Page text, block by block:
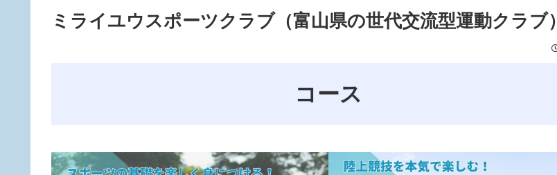
ミライユウスポーツクラブ（富山県の世代交流型運動クラブ）
コース